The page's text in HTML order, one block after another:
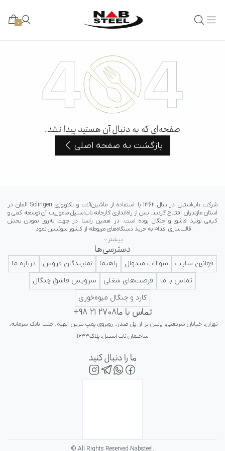
0
صفحه‌ای که به دنبال آن هستید پیدا نشد.
بازگشت به صفحه اصلی
ایرانی در کلاس جهانی تداعی کننده اعتبار و پرستیژ برای ایرانیان باشد.
بیشتر
دسترسی‌ها
قوانین سایت سوالات متدوال راهنما نمایندگان فروش
درباره ما
تماس با ما
فرصت‌های شغلی
سرویس قاشق چنگال
کارد و چنگال میوه‌خوری
تماس با ما+98 21 2708
تهران، خیابان شریعتی، پایین تر از پل صدر، روبروی پمپ بنزین الهیه، جنب بانک سرمایه،
ساختمان ناب استیل، پلاک۱۶۳۳
ما را دنبال کنید
© All Rights Reserved Nabsteel.